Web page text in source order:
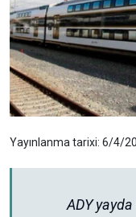
Yayınlanma tarixi: 6/4/
ADY